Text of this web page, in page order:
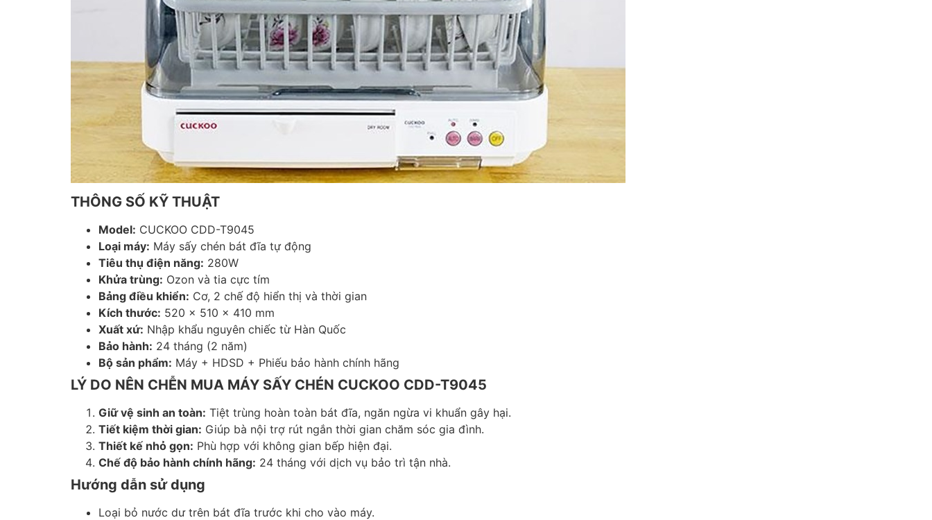
THÔNG SỐ KỸ THUẬT
Model: CUCKOO CDD-T9045
Loại máy: Máy sấy chén bát đĩa tự động
Tiêu thụ điện năng: 280W
Khửa trùng: Ozon và tia cực tím
Bảng điều khiển: Cơ, 2 chế độ hiển thị và thời gian
Kích thước: 520 x 510 x 410 mm
Xuất xứ: Nhập khẩu nguyên chiếc từ Hàn Quốc
Bảo hành: 24 tháng (2 năm)
Bộ sản phẩm: Máy + HDSD + Phiếu bảo hành chính hãng
LÝ DO NÊN CHỄN MUA MÁY SẤY CHÉN CUCKOO CDD-T9045
Giữ vệ sinh an toàn: Tiệt trùng hoàn toàn bát đĩa, ngăn ngừa vi khuẩn gây hại.
Tiết kiệm thời gian: Giúp bà nội trợ rút ngắn thời gian chăm sóc gia đình.
Thiết kế nhỏ gọn: Phù hợp với không gian bếp hiện đại.
Chế độ bảo hành chính hãng: 24 tháng với dịch vụ bảo trì tận nhà.
Hướng dẫn sử dụng
Loại bỏ nước dư trên bát đĩa trước khi cho vào máy.